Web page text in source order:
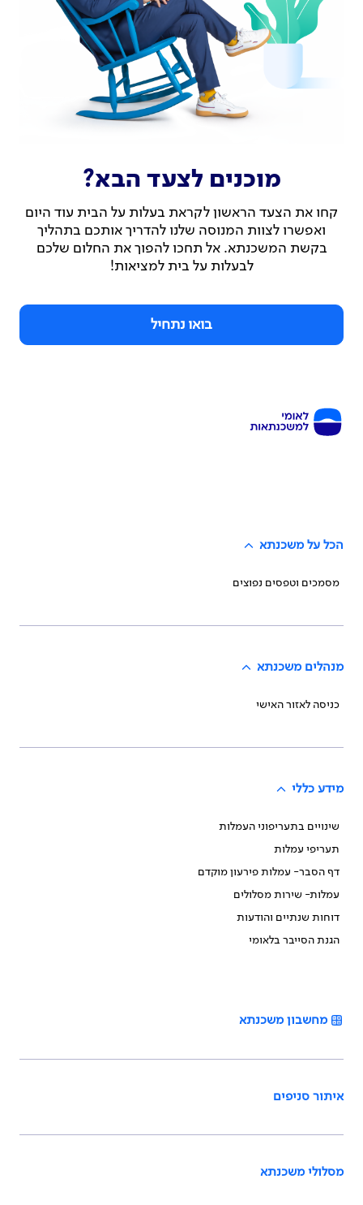
מוכנים לצעד הבא?
קחו את הצעד הראשון לקראת בעלות על הבית עוד היום
ואפשרו לצוות המנוסה שלנו להדריך אותכם בתהליך
בקשת המשכנתא. אל תחכו להפוך את החלום שלכם
לבעלות על בית למציאות!
בואו נתחיל
הכל על משכנתא
מסמכים וטפסים נפוצים
מנהלים משכנתא
כניסה לאזור האישי
מידע כללי
שינויים בתעריפוני העמלות
תעריפי עמלות
דף הסבר- עמלות פירעון מוקדם
עמלות- שירות מסלולים
דוחות שנתיים והודעות
הגנת הסייבר בלאומי
מחשבון משכנתא
איתור סניפים
מסלולי משכנתא